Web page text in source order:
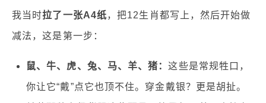
我当时拉了一张A4纸，把12生肖都写上，然后开始做
减法，这是第一步：
鼠、牛、虎、兔、马、羊、猪：这些是常规牲口，
你让它“戴”点它也顶不住。穿金戴银？更是胡扯。